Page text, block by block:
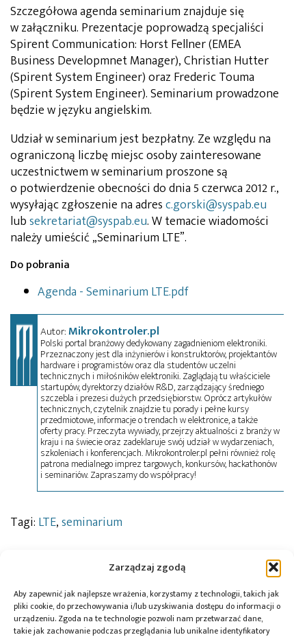
Zarządzaj zgodą
Aby zapewnić jak najlepsze wrażenia, korzystamy z technologii, takich jak
pliki cookie, do przechowywania i/lub uzyskiwania dostępu do informacji o
urządzeniu. Zgoda na te technologie pozwoli nam przetwarzać dane,
takie jak zachowanie podczas przeglądania lub unikalne identyfikatory
Szczegółowa agenda seminarium znajduje się
w załączniku. Prezentacje poprowadzą specjaliści
Spirent Communication: Horst Fellner (EMEA
Business Developmnet Manager), Christian Hutter
(Spirent System Engineer) oraz Frederic Touma
(Spirent System Engineer). Seminarium prowadzone
będzie w języku angielskim.
Udział w seminarium jest bezpłatny. Ze względu na
ograniczoną liczbę miejsc osoby zainteresowane
uczestnictwem w seminarium proszone są
o potwierdzenie obecności do dnia 5 czerwca 2012 r.,
wysyłając zgłoszenie na adresc.gorski@syspab.eu
lubsekretariat@syspab.eu. W temacie wiadomości
należy umieścić „Seminarium LTE”.
Do pobrania
Agenda - Seminarium LTE.pdf
Autor:Mikrokontroler.pl
Polski portal branżowy dedykowany zagadnieniom elektroniki.
Przeznaczony jest dla inżynierów i konstruktorów, projektantów
hardware i programistów oraz dla studentów uczelni
technicznych i miłośników elektroniki. Zaglądają tu właściciele
startupów, dyrektorzy działów R&D, zarządzający średniego
szczebla i prezesi dużych przedsiębiorstw. Oprócz artykułów
technicznych, czytelnik znajdzie tu porady i pełne kursy
przedmiotowe, informacje o trendach w elektronice, a także
oferty pracy. Przeczyta wywiady, przejrzy aktualności z branży w
kraju i na świecie oraz zadeklaruje swój udział w wydarzeniach,
szkoleniach i konferencjach. Mikrokontroler.pl pełni również rolę
patrona medialnego imprez targowych, konkursów, hackathonów
i seminariów. Zapraszamy do współpracy!
Tagi: LTE,seminarium